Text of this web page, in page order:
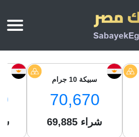
سبيكة 10 جرام
70,670
69,885 شراء